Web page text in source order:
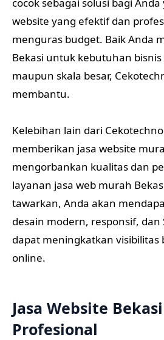
website yang efektif dan
menguras budget. Baik Anda
Bekasi untuk kebutuhan
maupun skala besar,
membantu.
Kelebihan lain dari
memberikan jasa website
mengorbankan kualitas dan
layanan jasa web murah
tawarkan, Anda akan
desain modern, responsif, dan
dapat meningkatkan visibilitas
online.
Jasa Website
Profesional